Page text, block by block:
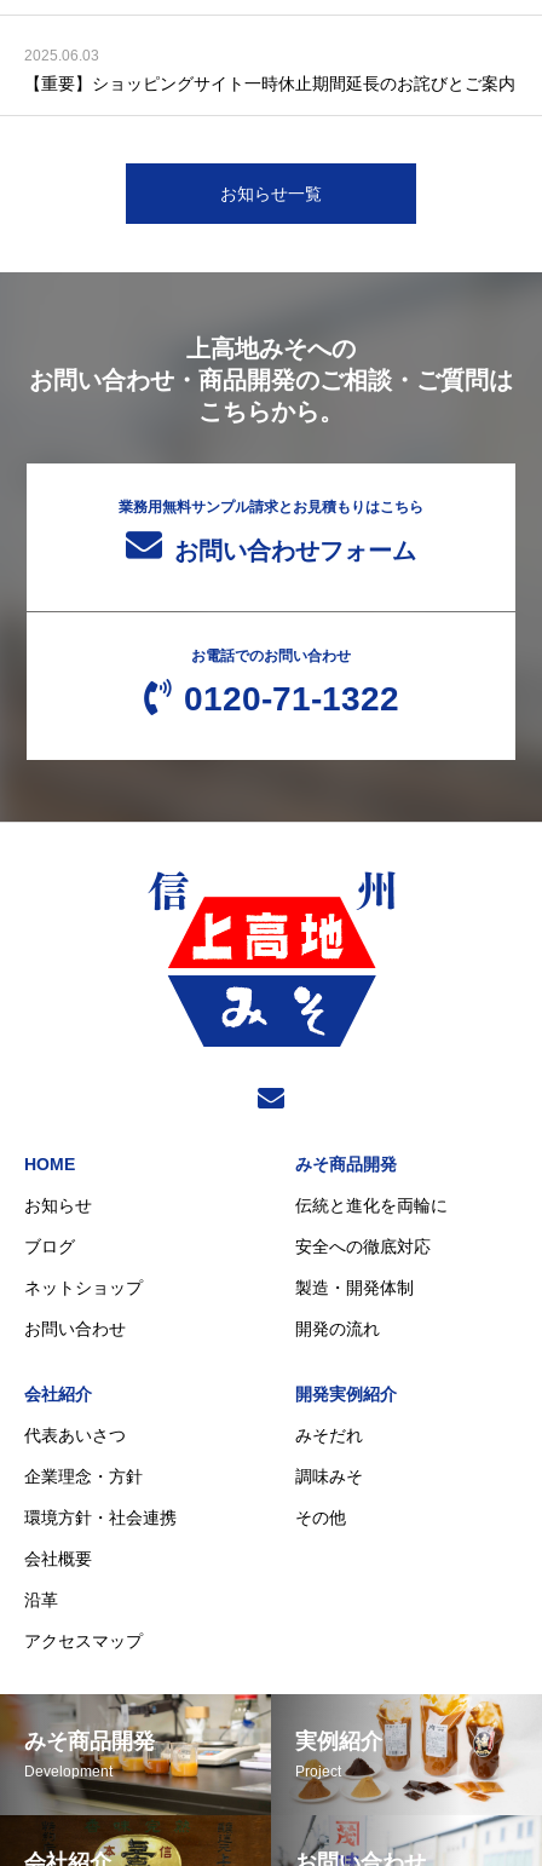
2025.06.03
【重要】ショッピングサイト一時休止期間延長のお詫びとご案内
お知らせ一覧
上高地みそへの
お問い合わせ・商品開発のご相談・ご質問は
こちらから。
業務用無料サンプル請求とお見積もりはこちら
お問い合わせフォーム
お電話でのお問い合わせ
0120-71-1322
HOME
お知らせ
ブログ
ネットショップ
お問い合わせ
みそ商品開発
伝統と進化を両輪に
安全への徹底対応
製造・開発体制
開発の流れ
会社紹介
代表あいさつ
企業理念・方針
環境方針・社会連携
会社概要
沿革
アクセスマップ
開発実例紹介
みそだれ
調味みそ
その他
みそ商品開発
Development
実例紹介
Project